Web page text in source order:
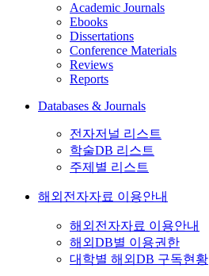
Academic Journals
Ebooks
Dissertations
Conference Materials
Reviews
Reports
Databases & Journals
전자저널 리스트
학술DB 리스트
주제별 리스트
해외전자자료 이용안내
해외전자자료 이용안내
해외DB별 이용권한
대학별 해외DB 구독현황